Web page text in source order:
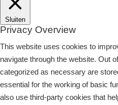
Sluiten
Privacy Overview
This website uses cookies to
navigate through the website. Out
categorized as necessary are
essential for the working of basic
also use third-party cookies that